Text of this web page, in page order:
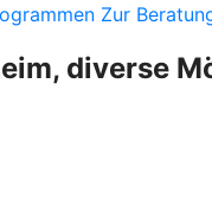
Zur
diverse